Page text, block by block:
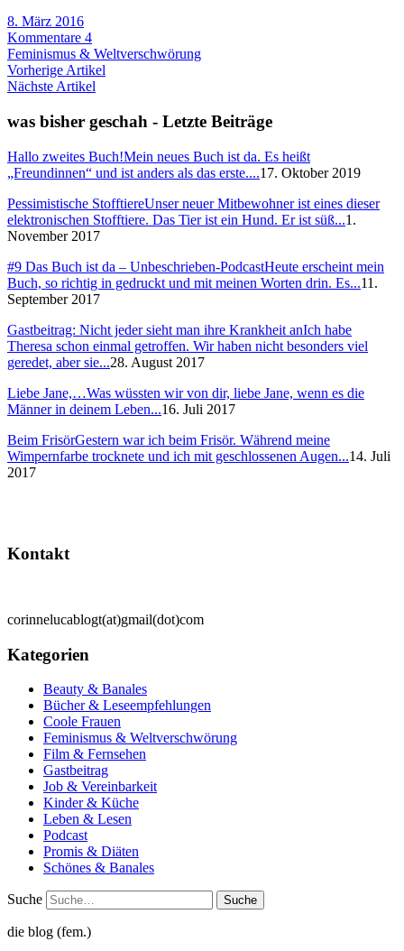
8. März 2016
Kommentare 4
Feminismus & Weltverschwörung
Vorherige Artikel
Nächste Artikel
was bisher geschah - Letzte Beiträge
Hallo zweites Buch!Mein neues Buch ist da. Es heißt
„Freundinnen“ und ist anders als das erste....17. Oktober 2019
Pessimistische StofftiereUnser neuer Mitbewohner ist eines dieser
elektronischen Stofftiere. Das Tier ist ein Hund. Er ist süß...1.
November 2017
#9 Das Buch ist da – Unbeschrieben-PodcastHeute erscheint mein
Buch, so richtig in gedruckt und mit meinen Worten drin. Es...11.
September 2017
Gastbeitrag: Nicht jeder sieht man ihre Krankheit anIch habe
Theresa schon einmal getroffen. Wir haben nicht besonders viel
geredet, aber sie...28. August 2017
Liebe Jane,…Was wüssten wir von dir, liebe Jane, wenn es die
Männer in deinem Leben...16. Juli 2017
Beim FrisörGestern war ich beim Frisör. Während meine
Wimpernfarbe trocknete und ich mit geschlossenen Augen...14. Juli
2017
Kontakt
corinnelucablogt(at)gmail(dot)com
Kategorien
Beauty & Banales
Bücher & Leseempfehlungen
Coole Frauen
Feminismus & Weltverschwörung
Film & Fernsehen
Gastbeitrag
Job & Vereinbarkeit
Kinder & Küche
Leben & Lesen
Podcast
Promis & Diäten
Schönes & Banales
Suche
die blog (fem.)